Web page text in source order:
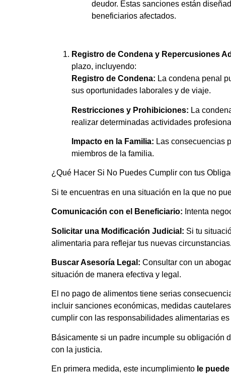
deudor. Estas sanciones están
beneficiarios afectados.
Registro de Condena y Repercusiones
plazo, incluyendo:
Registro de Condena: La condena penal
sus oportunidades laborales y de viaje.
Restricciones y Prohibiciones: La
realizar determinadas actividades
Impacto en la Familia: Las consecuencias
miembros de la familia.
¿Qué Hacer Si No Puedes Cumplir con tus
Si te encuentras en una situación en la que no
Comunicación con el Beneficiario: Intenta
Solicitar una Modificación Judicial: Si tu
alimentaria para reflejar tus nuevas circunstancias.
Buscar Asesoría Legal: Consultar con un
situación de manera efectiva y legal.
El no pago de alimentos tiene serias
incluir sanciones económicas, medidas
cumplir con las responsabilidades alimentarias
Básicamente si un padre incumple su obligación
con la justicia.
En primera medida, este incumplimiento le